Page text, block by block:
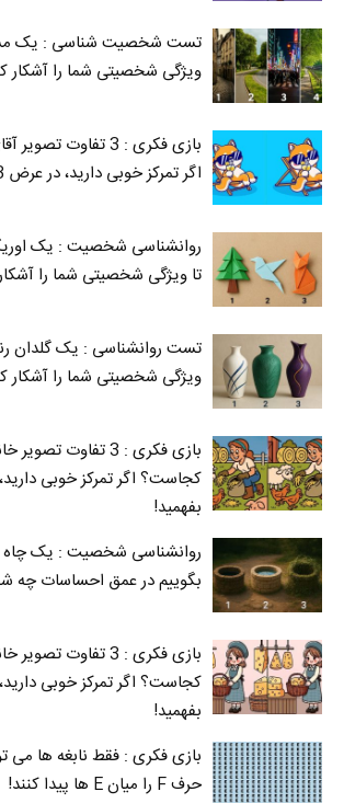
تست شخصیت شناسی : یک
ویژگی شخصیتی شما را آشکار
بازی فکری : 3 تفاوت
اگر تمرکز خوبی دارید، در عرض 13 ثانیه بفهمید!
روانشناسی شخصیت : یک
تا ویژگی شخصیتی شما را
تست روانشناسی : یک گلدان
ویژگی شخصیتی شما را آشکار
بازی فکری : 3 تفاوت
بفهمید!
روانشناسی شخصیت : یک چاه
بگوییم در عمق احساسات چه
بازی فکری : 3 تفاوت
بفهمید!
حرف F را میان E‌ ها پیدا کنند!